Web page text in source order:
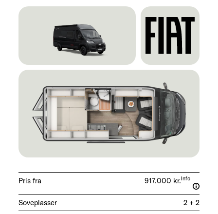
Pris fra 917.000 kr.Info
Soveplasser
2 + 2